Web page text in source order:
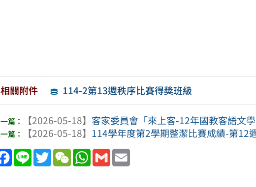
相關附件 114-2第13週秩序比賽得獎班級
【2026-05-18】 客家委員會「來上客-12年國教客語文
【2026-05-18】 114學年度第2學期整潔比賽成績-第12
Facebook
Line TwitterWeChatWhatsApp
Gmail